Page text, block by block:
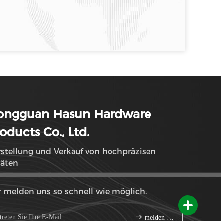
Hasun Hardware
Co., Ltd.
und Verkauf von hochpräzisen
melden uns so schnell wie möglich.
melden Sie sich an